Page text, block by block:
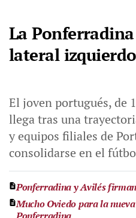
La
lateral
El joven portugués, de
llega tras una
y equipos filiales de
consolidarse en el
Ponferradina y Avilés
Mucho Oviedo para la